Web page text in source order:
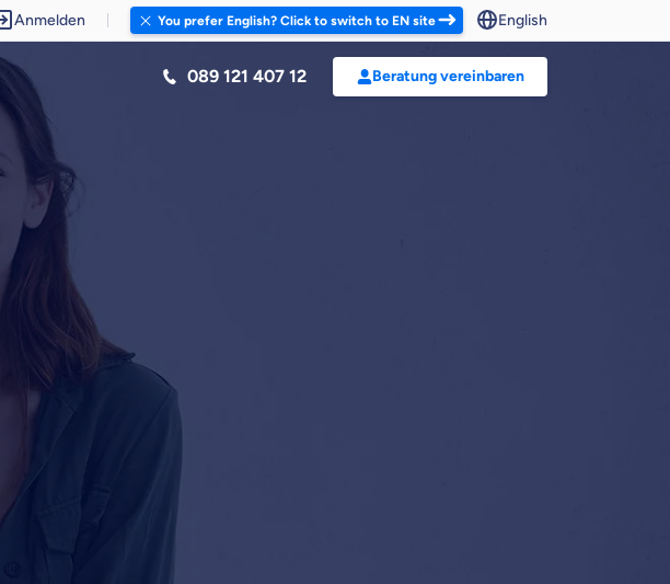
Anmelden You prefer English? Click to switch to EN site English
089 121 407 12 Beratung vereinbaren